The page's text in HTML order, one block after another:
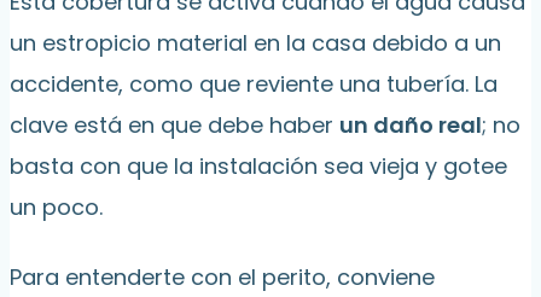
un estropicio material en la casa debido a un
accidente, como que reviente una tubería. La
clave está en que debe haber un daño real; no
basta con que la instalación sea vieja y gotee
un poco.
Para entenderte con el perito, conviene